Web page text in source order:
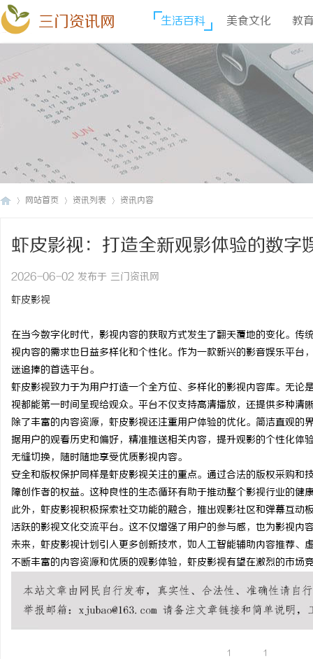
三门资讯网 生活百科 美食文化 教
网站首页 资讯列表 资讯内容
虾皮影视：打造全新观影体验的数字
2026-06-02 发布于 三门资讯网
虾皮影视
在当今数字化时代，影视内容的获取方式发生了翻天覆地的变化。
视内容的需求也日益多样化和个性化。作为一款新兴的影音娱乐平台
迷追捧的首选平台。
虾皮影视致力于为用户打造一个全方位、多样化的影视内容库。无
视都能第一时间呈现给观众。平台不仅支持高清播放，还提供多种清
除了丰富的内容资源，虾皮影视还注重用户体验的优化。简洁直观
据用户的观看历史和偏好，精准推送相关内容，提升观影的个性化
无缝切换，随时随地享受优质影视内容。
安全和版权保护同样是虾皮影视关注的重点。通过合法的版权采购
障创作者的权益。这种良性的生态循环有助于推动整个影视行业的健
此外，虾皮影视积极探索社交功能的融合，推出观影社区和弹幕互
活跃的影视文化交流平台。这不仅增强了用户的参与感，也为影视内
未来，虾皮影视计划引入更多创新技术，如人工智能辅助内容推荐
不断丰富的内容资源和优质的观影体验，虾皮影视有望在激烈的市场
1 1